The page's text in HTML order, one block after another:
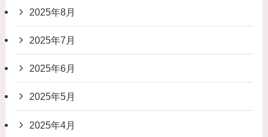
2025年8月
2025年7月
2025年6月
2025年5月
2025年4月